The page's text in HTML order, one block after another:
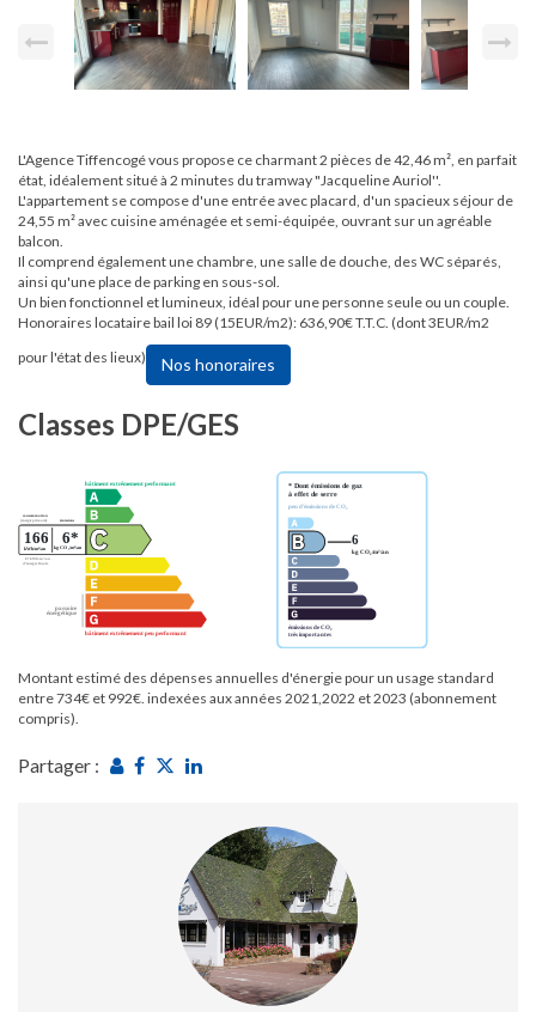
L'Agence Tiffencogé vous propose ce charmant 2 pièces de 42,46 m², en parfait
état, idéalement situé à 2 minutes du tramway "Jacqueline Auriol''.
L'appartement se compose d'une entrée avec placard, d'un spacieux séjour de
24,55 m² avec cuisine aménagée et semi-équipée, ouvrant sur un agréable
balcon.
Il comprend également une chambre, une salle de douche, des WC séparés,
ainsi qu'une place de parking en sous-sol.
Un bien fonctionnel et lumineux, idéal pour une personne seule ou un couple.
Honoraires locataire bail loi 89 (15EUR/m2): 636,90€ T.T.C. (dont 3EUR/m2
pour l'état des lieux)
Nos honoraires
Classes DPE/GES
Montant estimé des dépenses annuelles d'énergie pour un usage standard
entre 734€ et 992€. indexées aux années 2021,2022 et 2023 (abonnement
compris).
Partager :